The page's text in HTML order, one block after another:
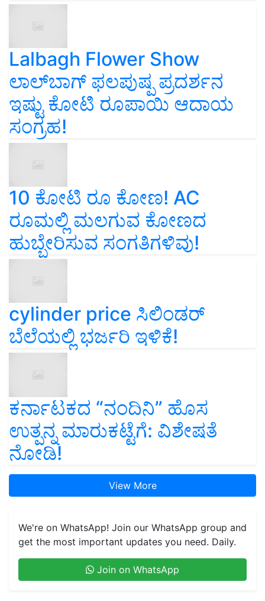
Lalbagh Flower Show
ಲಾಲ್‌ಬಾಗ್ ಫಲಪುಷ್ಪ ಪ್ರದರ್ಶನ
ಇಷ್ಟು ಕೋಟಿ ರೂಪಾಯಿ ಆದಾಯ
ಸಂಗ್ರಹ!
10 ಕೋಟಿ ರೂ ಕೋಣ! AC
ರೂಮಲ್ಲಿ ಮಲಗುವ ಕೋಣದ
ಹುಬ್ಬೇರಿಸುವ ಸಂಗತಿಗಳಿವು!
cylinder price ಸಿಲಿಂಡರ್‌
ಬೆಲೆಯಲ್ಲಿ ಭರ್ಜರಿ ಇಳಿಕೆ!
ಕರ್ನಾಟಕದ “ನಂದಿನಿ” ಹೊಸ
ಉತ್ಪನ್ನ ಮಾರುಕಟ್ಟೆಗೆ: ವಿಶೇಷತೆ
ನೋಡಿ!
View More
We're on WhatsApp! Join our WhatsApp group and
get the most important updates you need. Daily.
Join on WhatsApp